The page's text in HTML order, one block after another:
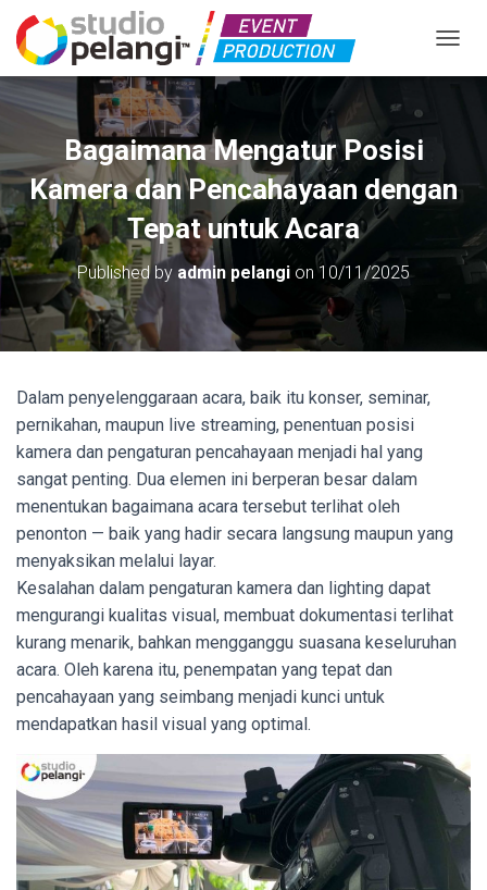
Bagaimana Mengatur Posisi
Kamera dan Pencahayaan dengan
Tepat untuk Acara
Published by admin pelangi on10/11/2025
Dalam penyelenggaraan acara, baik itu konser, seminar,
pernikahan, maupun live streaming, penentuan posisi
kamera dan pengaturan pencahayaan menjadi hal yang
sangat penting. Dua elemen ini berperan besar dalam
menentukan bagaimana acara tersebut terlihat oleh
penonton — baik yang hadir secara langsung maupun yang
menyaksikan melalui layar.
Kesalahan dalam pengaturan kamera dan lighting dapat
mengurangi kualitas visual, membuat dokumentasi terlihat
kurang menarik, bahkan mengganggu suasana keseluruhan
acara. Oleh karena itu, penempatan yang tepat dan
pencahayaan yang seimbang menjadi kunci untuk
mendapatkan hasil visual yang optimal.